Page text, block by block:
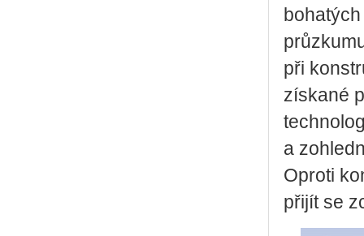
při
získané
a
Oproti
přijít se